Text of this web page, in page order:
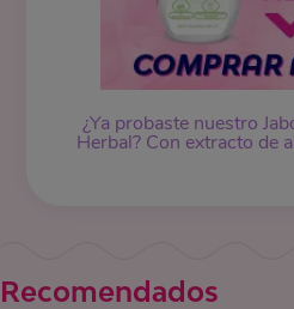
¿Ya probaste nuestro
Herbal? Con extracto de
Recomendados